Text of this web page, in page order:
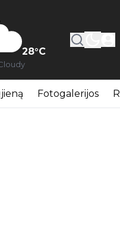
28°C
Fotogalerijos